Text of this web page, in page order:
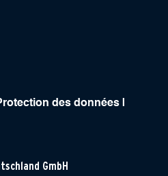
des données
GmbH